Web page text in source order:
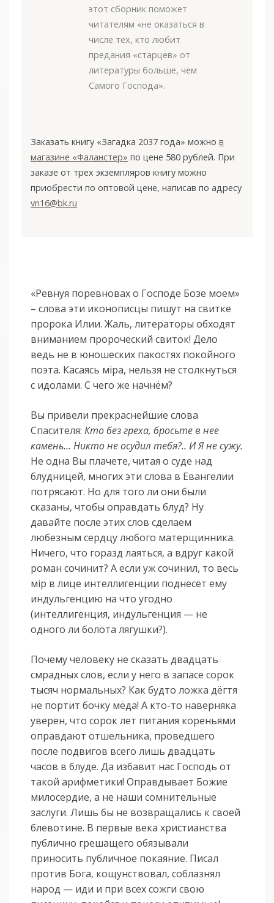
этот сборник поможет
читателям «не оказаться в
числе тех, кто любит
предания «старцев» от
литературы больше, чем
Самого Господа».
Заказать книгу «Загадка 2037 года» можнов
магазине «Фаланстер» по цене 580 рублей. При
заказе от трех экземпляров книгу можно
приобрести по оптовой цене, написав по адресу
vn16@bk.ru
«Ревнуя поревновах о Господе Бозе моем»
– слова эти иконописцы пишут на свитке
пророка Илии. Жаль, литераторы обходят
вниманием пророческий свиток! Дело
ведь не в юношеских пакостях покойного
поэта. Касаясь мiра, нельзя не столкнуться
с идолами. С чего же начнём?
Вы привели прекраснейшие слова
Спасителя:Кто без греха, бросьте в неё
камень… Никто не осудил тебя?.. И Я не сужу.
Не одна Вы плачете, читая о суде над
блудницей, многих эти слова в Евангелии
потрясают. Но для того ли они были
сказаны, чтобы оправдать блуд? Ну
давайте после этих слов сделаем
любезным сердцу любого матерщинника.
Ничего, что горазд лаяться, а вдруг какой
роман сочинит? А если уж сочинил, то весь
мiр в лице интеллигенции поднесёт ему
индульгенцию на что угодно
(интеллигенция, индульгенция — не
одного ли болота лягушки?).
Почему человеку не сказать двадцать
смрадных слов, если у него в запасе сорок
тысяч нормальных? Как будто ложка дёгтя
не портит бочку мёда! А кто-то наверняка
уверен, что сорок лет питания кореньями
оправдают отшельника, проведшего
после подвигов всего лишь двадцать
часов в блуде. Да избавит нас Господь от
такой арифметики! Оправдывает Божие
милосердие, а не наши сомнительные
заслуги. Лишь бы не возвращались к своей
блевотине. В первые века христианства
публично грешащего обязывали
приносить публичное покаяние. Писал
против Бога, кощунствовал, соблазнял
народ — иди и при всех сожги свою